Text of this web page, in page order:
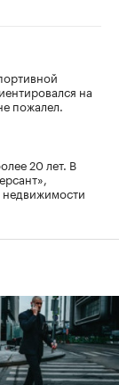
на
пожалел.
20 лет. В
недвижимости